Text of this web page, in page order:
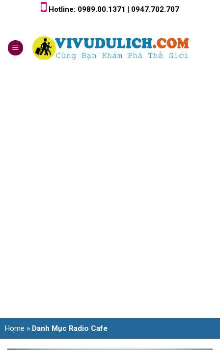
Hotline: 0989.00.1371 | 0947.702.707
Home » Danh Mục Radio Cafe